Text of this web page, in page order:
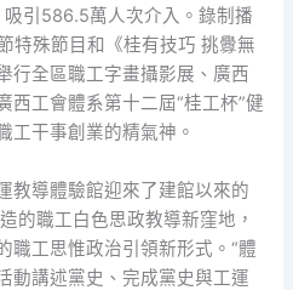
吸引586.5萬人次介入。錄制播
特殊節目和《桂有技巧 挑釁無
行全區職工字畫攝影展、廣西
西工會體系第十二屆“桂工杯”健
工干事創業的精氣神。
教導體驗館迎來了建館以來的
的職工白色思政教導新窪地，
職工思惟政治引領新形式。“體
動講述黨史、完成黨史與工運